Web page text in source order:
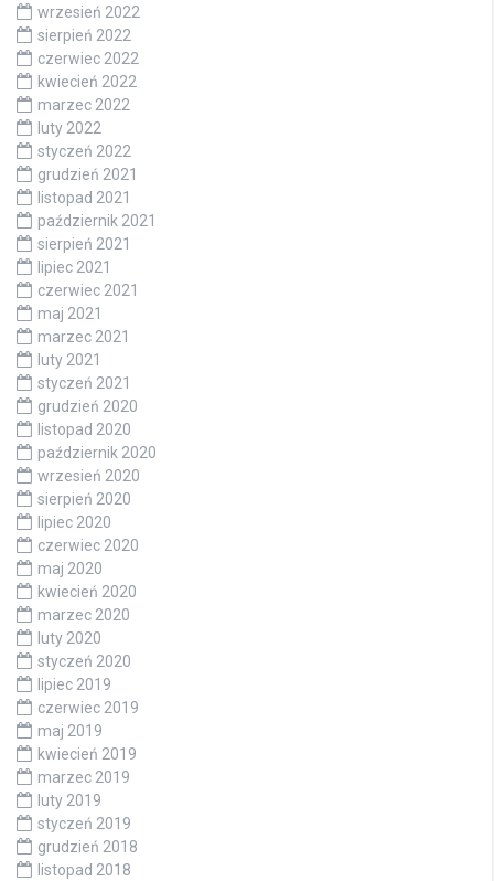
wrzesień 2022
sierpień 2022
czerwiec 2022
kwiecień 2022
marzec 2022
luty 2022
styczeń 2022
grudzień 2021
listopad 2021
październik 2021
sierpień 2021
lipiec 2021
czerwiec 2021
maj 2021
marzec 2021
luty 2021
styczeń 2021
grudzień 2020
listopad 2020
październik 2020
wrzesień 2020
sierpień 2020
lipiec 2020
czerwiec 2020
maj 2020
kwiecień 2020
marzec 2020
luty 2020
styczeń 2020
lipiec 2019
czerwiec 2019
maj 2019
kwiecień 2019
marzec 2019
luty 2019
styczeń 2019
grudzień 2018
listopad 2018